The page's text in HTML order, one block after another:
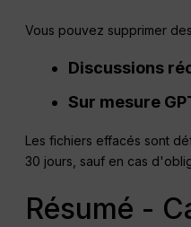
Vous pouvez supprimer
Discussions
Sur mesure
Les fichiers effacés sont
30 jours, sauf en cas
Résumé -